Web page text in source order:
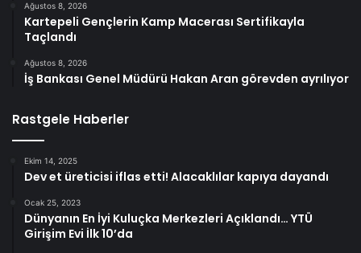
Ağustos 8, 2026
Kartepeli Gençlerin Kamp Macerası Sertifikayla
Taçlandı
Ağustos 8, 2026
İş Bankası Genel Müdürü Hakan Aran görevden ayrılıyor
Rastgele Haberler
Ekim 14, 2025
Dev et üreticisi iflas etti! Alacaklılar kapıya dayandı
Ocak 25, 2023
Dünyanın En İyi Kuluçka Merkezleri Açıklandı… YTÜ
Girişim Evi İlk 10’da